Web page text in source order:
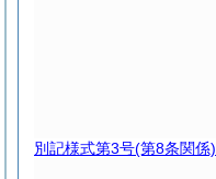
別記様式第3号(第8条関係)